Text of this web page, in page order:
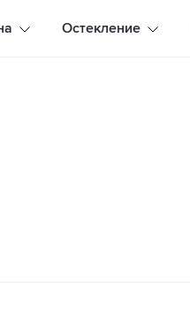
Остекление